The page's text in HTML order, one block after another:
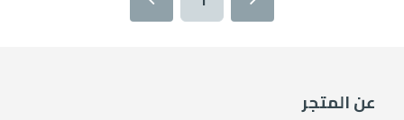
عن المتجر